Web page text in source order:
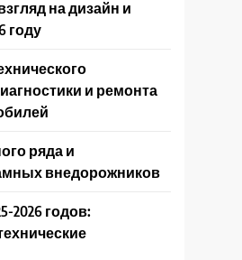
на дизайн и
году
и ремонта
ряда и
внедорожников
2026 годов: